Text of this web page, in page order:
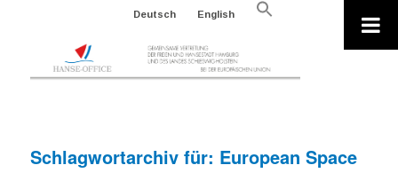
Deutsch English
Search
Schlagwortarchiv für: European Space